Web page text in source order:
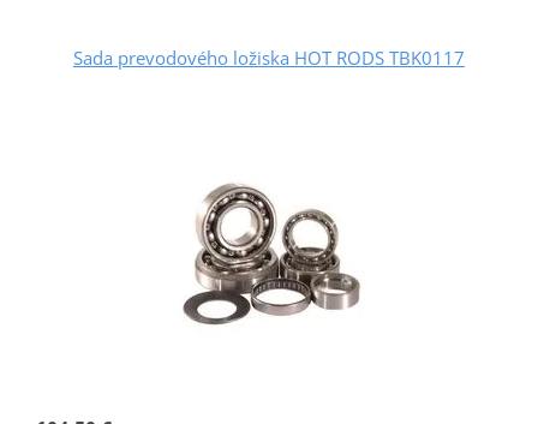
Sada prevodového ložiska HOT RODS TBK0117